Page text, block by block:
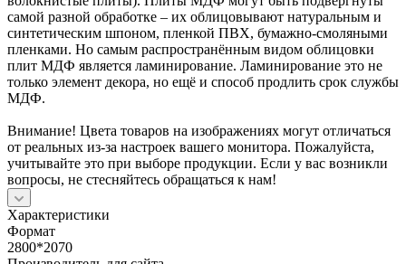
самой разной обработке – их облицовывают натуральным и
синтетическим шпоном, пленкой ПВХ, бумажно-смоляными
пленками. Но самым распространённым видом облицовки
плит МДФ является ламинирование. Ламинирование это не
только элемент декора, но ещё и способ продлить срок службы
МДФ.
Внимание! Цвета товаров на изображениях могут отличаться
от реальных из-за настроек вашего монитора. Пожалуйста,
учитывайте это при выборе продукции. Если у вас возникли
вопросы, не стесняйтесь обращаться к нам!
Характеристики
Формат
2800*2070